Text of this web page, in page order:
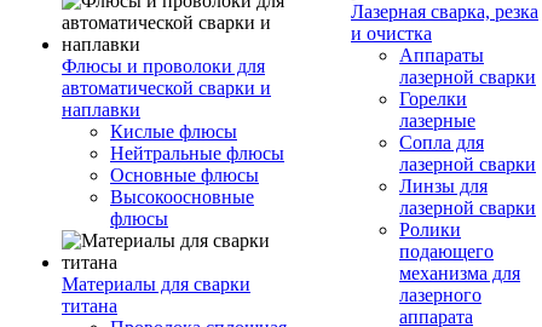
Флюсы и проволоки для
автоматической сварки и
наплавки
Кислые флюсы
Нейтральные флюсы
Основные флюсы
Высокоосновные
флюсы
Материалы для сварки
титана
Лазерная сварка, резка
и очистка
Аппараты
лазерной сварки
Горелки
лазерные
Сопла для
лазерной сварки
Линзы для
лазерной сварки
Ролики
подающего
механизма для
лазерного
аппарата